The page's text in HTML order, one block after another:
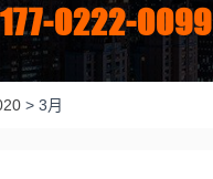
177-0222-0099
> 3月